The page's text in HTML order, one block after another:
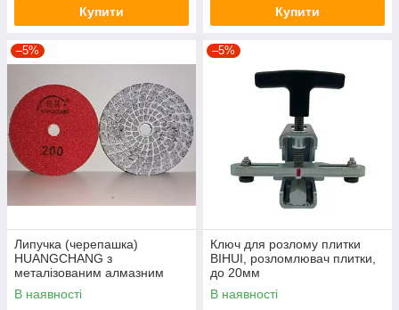
Купити Купити
–5%
Липучка (черепашка)
HUANGCHANG з
металізованим алмазним
сегментом для шліфування
природного каменю, зерно
В наявності
–5%
Ключ для розлому плитки
BIHUI, розломлювач плитки,
до 20мм
В наявності